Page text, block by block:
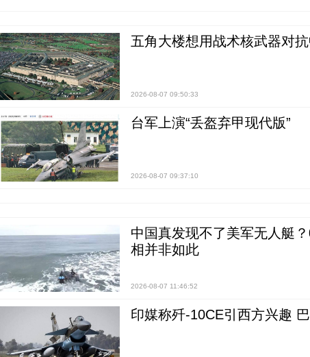
五角大楼想用战术核武器对抗
2026-08-07 09:50:33
台军上演“丢盔弃甲现代版”
2026-08-07 09:37:10
中国真发现不了美军无人艇
相并非如此
2026-08-07 11:46:52
印媒称歼-10CE引西方兴趣